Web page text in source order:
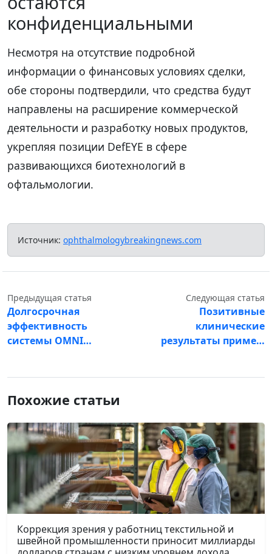
конфиденциальными
Несмотря на отсутствие подробной
информации о финансовых условиях сделки,
обе стороны подтвердили, что средства будут
направлены на расширение коммерческой
деятельности и разработку новых продуктов,
укрепляя позиции DefEYE в сфере
развивающихся биотехнологий в
офтальмологии.
Источник: ophthalmologybreakingnews.com
Предыдущая статья
Долгосрочная
эффективность
системы OMNI…
Следующая статья
Позитивные
клинические
результаты приме…
Похожие статьи
Коррекция зрения у работниц текстильной и
швейной промышленности приносит миллиарды